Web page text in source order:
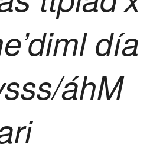
día
áhM